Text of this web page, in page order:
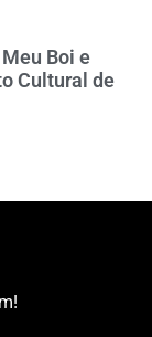
Boi e
Cultural de